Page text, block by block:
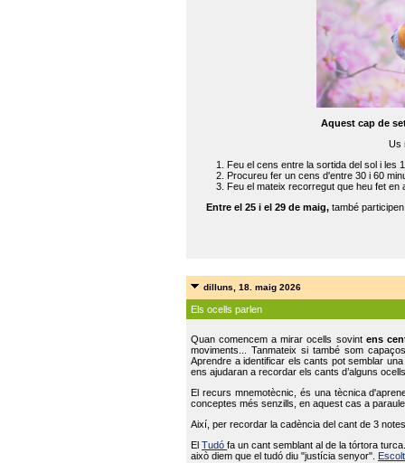
Aquest cap de
Us
Feu el cens entre la sortida del sol i les
Procureu fer un cens d'entre 30 i 60
Feu el mateix recorregut que heu fet en
Entre el 25 i el 29 de maig, també
dilluns, 18. maig 2026
Els ocells parlen
Quan comencem a mirar ocells sovint ens
moviments... Tanmateix si també som
Aprendre a identificar els cants pot semblar
ens ajudaran a recordar els cants d’alguns
El recurs mnemotècnic, és una tècnica
conceptes més senzills, en aquest cas a
Així, per recordar la cadència del cant de 3
ElTudófa un cant semblant al de la tórtora
això diem que el tudó diu "justícia senyor".